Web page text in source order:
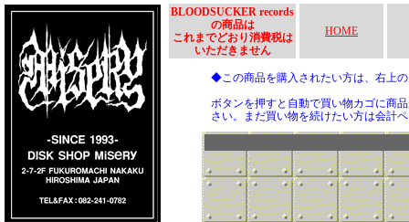
BLOODSUCKER records
の商品は
これまでどおり消費税は
いただきません
HOME
◆この商品を購入されたい方は、右上
ボタンを押すと自動で買い物カゴに商
さい。まだ買い物を続けたい方は会計